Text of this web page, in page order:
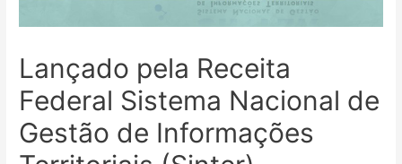
Lançado pela Receita
Federal Sistema Nacional de
Gestão de Informações